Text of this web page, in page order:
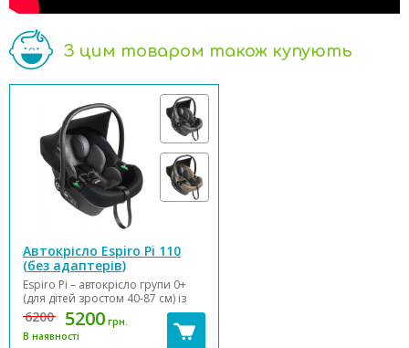
З цим товаром також купують
Автокрісло Espiro Pi 110
(без адаптерів)
Espiro Pi – автокрісло групи 0+
(для дітей зростом 40-87 см) із
системою кріплення,
спрямованою проти напрямку
руху. Виготовлений відповідно
6200 5200 грн.
В наявності